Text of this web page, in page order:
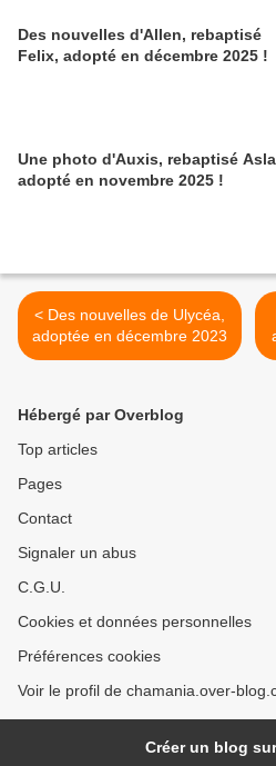
Des nouvelles d'Allen, rebaptisé
Felix, adopté en décembre 2025 !
Une photo d'Auxis, rebaptisé
adopté en novembre 2025 !
< Des nouvelles de Ulycéa,
adoptée en décembre 2023
Hébergé par Overblog
Top articles
Pages
Contact
Signaler un abus
C.G.U.
Cookies et données personnelles
Préférences cookies
Voir le profil de chamania.over-
Créer un blog